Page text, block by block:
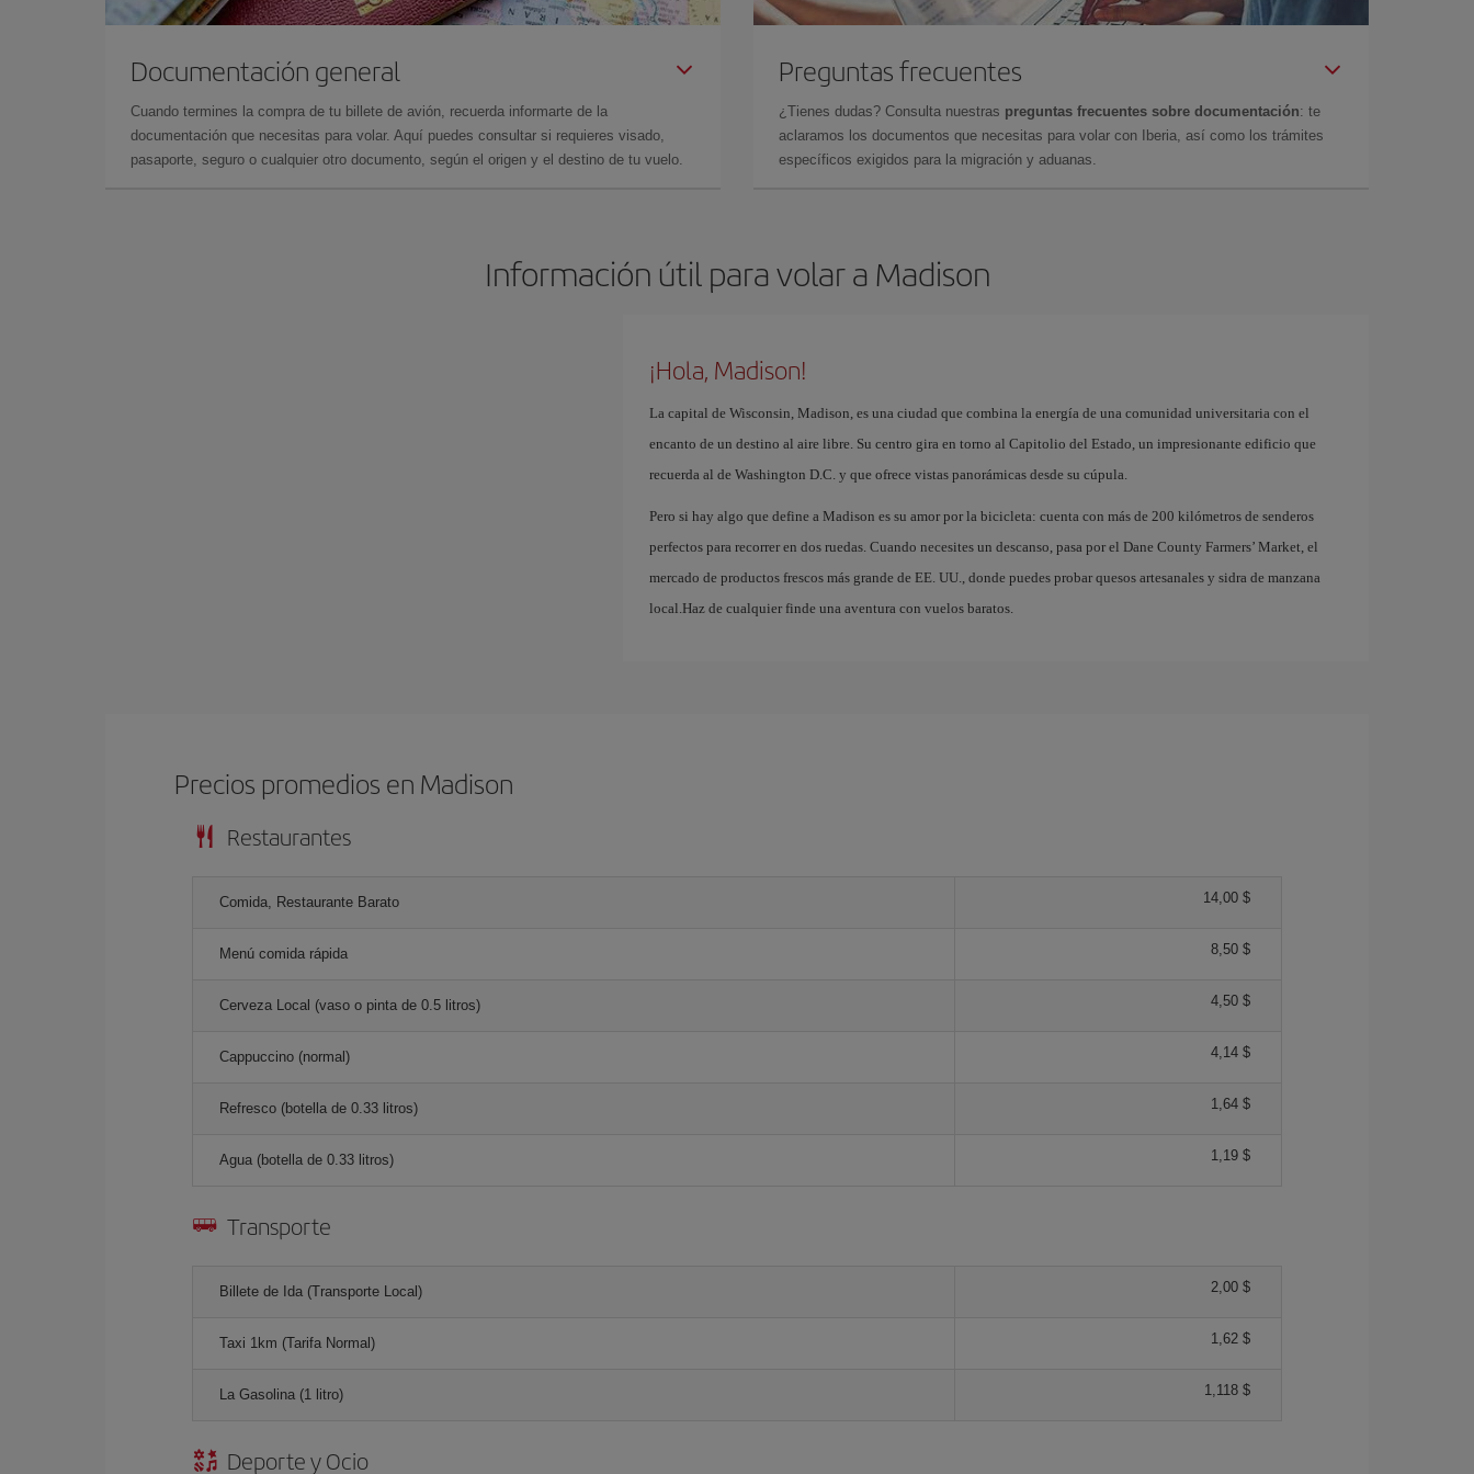
Documentación general
Cuando termines la compra de tu billete de avión, recuerda informarte de la
documentación que necesitas para volar. Aquí puedes consultar si requieres visado,
pasaporte, seguro o cualquier otro documento, según el origen y el destino de tu vuelo.
Preguntas frecuentes
¿Tienes dudas? Consulta nuestras preguntas frecuentes sobre documentación: te
aclaramos los documentos que necesitas para volar con Iberia, así como los trámites
específicos exigidos para la migración y aduanas.
Información útil para volar a Madison
¡Hola, Madison!
La capital de Wisconsin, Madison, es una ciudad que combina la energía de una comunidad universitaria con el
encanto de un destino al aire libre. Su centro gira en torno al Capitolio del Estado, un impresionante edificio que
recuerda al de Washington D.C. y que ofrece vistas panorámicas desde su cúpula.
Pero si hay algo que define a Madison es su amor por la bicicleta: cuenta con más de 200 kilómetros de senderos
perfectos para recorrer en dos ruedas. Cuando necesites un descanso, pasa por el Dane County Farmers’ Market, el
mercado de productos frescos más grande de EE. UU., donde puedes probar quesos artesanales y sidra de manzana
local.Haz de cualquier finde una aventura con vuelos baratos.
Precios promedios en Madison
Restaurantes
Comida, Restaurante Barato 14,00 $
Menú comida rápida 8,50 $
Cerveza Local (vaso o pinta de 0.5 litros) 4,50 $
Cappuccino (normal) 4,14 $
Refresco (botella de 0.33 litros) 1,64 $
Agua (botella de 0.33 litros) 1,19 $
Transporte
Billete de Ida (Transporte Local) 2,00 $
Taxi 1km (Tarifa Normal) 1,62 $
La Gasolina (1 litro) 1,118 $
Deporte y Ocio